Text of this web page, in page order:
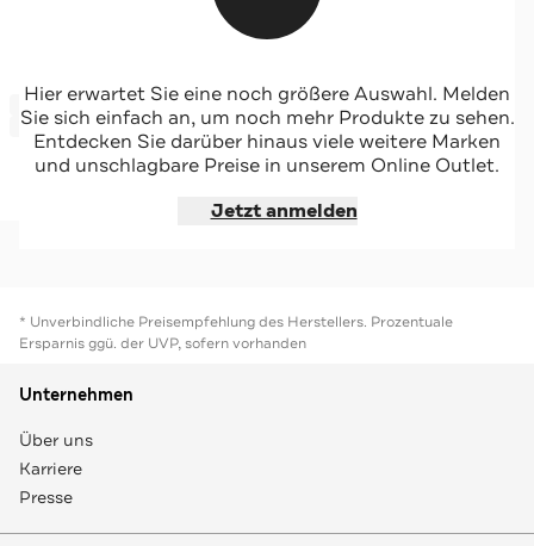
SCHÖFFEL
T-Shirt 'Dallas2'
-60%*
Sale
Jetzt shoppen
Hier erwartet Sie eine noch größere Auswahl. Melden
Sie sich einfach an, um noch mehr Produkte zu sehen.
Entdecken Sie darüber hinaus viele weitere Marken
und unschlagbare Preise in unserem Online Outlet.
Jetzt anmelden
* Unverbindliche Preisempfehlung des Herstellers. Prozentuale
Ersparnis ggü. der UVP, sofern vorhanden
Unternehmen
Über uns
Karriere
Presse